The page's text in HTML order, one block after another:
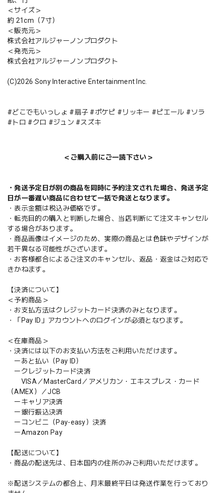
＜サイズ＞
約 21cm（7寸）
＜販売元＞
株式会社アルジャーノンプロダクト
＜発売元＞
株式会社アルジャーノンプロダクト
(C)2026 Sony Interactive Entertainment Inc.
#どこでもいっしょ #扇子 #ポケピ #リッキー #ピエール #ソラ
#トロ #クロ #ジュン #スズキ
＜ご購入前にご一読下さい＞
・発送予定日が別の商品を同時に予約注文された場合、発送予定
日が一番遅い商品に合わせて一括で発送となります。
・表示金額は税込み価格です。
・転売目的の購入と判断した場合、当店判断にて注文キャンセル
する場合があります。
・商品画像はイメージのため、実際の商品とは色味やデザインが
若干異なる可能性がございます。
・お客様都合によるご注文のキャンセル、返品・返金はご対応で
きかねます。
【決済について】
＜予約商品＞
・お支払方法はクレジットカード決済のみとなります。
・「Pay ID」アカウントへのログインが必須となります。
＜在庫商品＞
・決済には以下のお支払い方法をご利用いただけます。
ーあと払い（Pay ID）
ークレジットカード決済
VISA／MasterCard／アメリカン・エキスプレス・カード
（AMEX）／JCB
ーキャリア決済
ー銀行振込決済
ーコンビニ（Pay-easy）決済
ーAmazon Pay
【配送について】
・商品の配送先は、日本国内の住所のみご利用いただけます。
※配送システムの都合上、月末最終平日は発送作業を行っており